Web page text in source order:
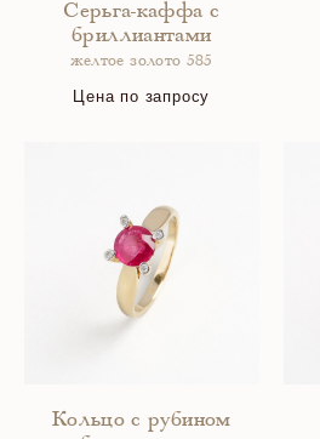
Серьга-каффа с
бриллиантами
желтое золото 585
Цена по запросу
Кольцо с рубином